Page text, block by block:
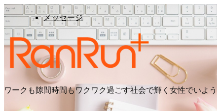
メッセージ
ワークも隙間時間もワクワク過ごす社会で輝く女性でいよう